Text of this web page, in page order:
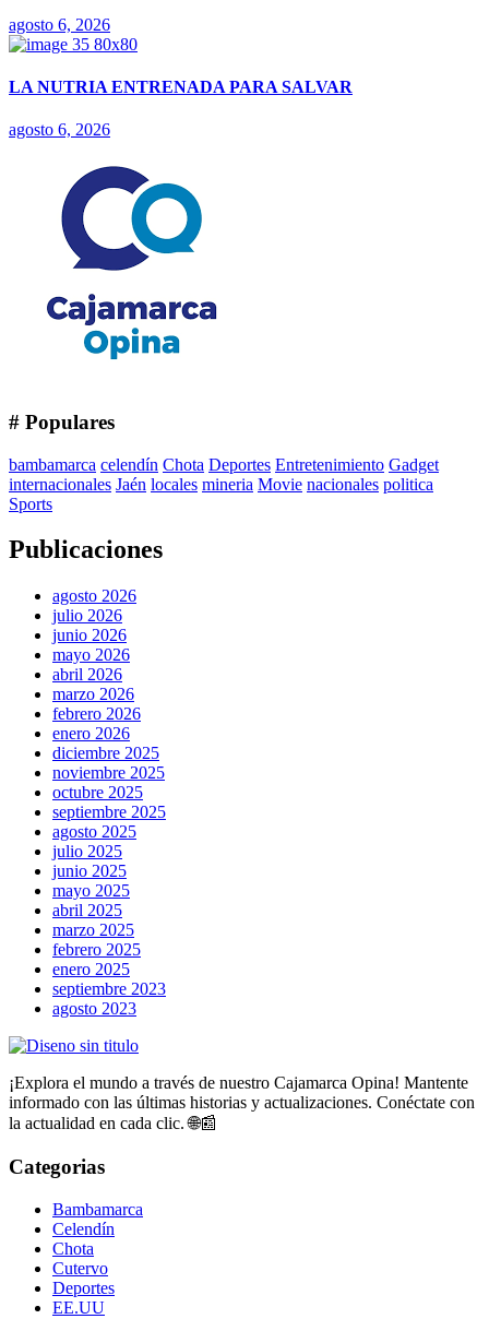
agosto 6, 2026
LA NUTRIA ENTRENADA PARA SALVAR
agosto 6, 2026
# Populares
bambamarca celendín Chota Deportes Entretenimiento Gadget
internacionales Jaén locales mineria Movie nacionales politica
Sports
Publicaciones
agosto 2026
julio 2026
junio 2026
mayo 2026
abril 2026
marzo 2026
febrero 2026
enero 2026
diciembre 2025
noviembre 2025
octubre 2025
septiembre 2025
agosto 2025
julio 2025
junio 2025
mayo 2025
abril 2025
marzo 2025
febrero 2025
enero 2025
septiembre 2023
agosto 2023
¡Explora el mundo a través de nuestro Cajamarca Opina! Mantente
informado con las últimas historias y actualizaciones. Conéctate con
la actualidad en cada clic. 🌐📰
Categorias
Bambamarca
Celendín
Chota
Cutervo
Deportes
EE.UU